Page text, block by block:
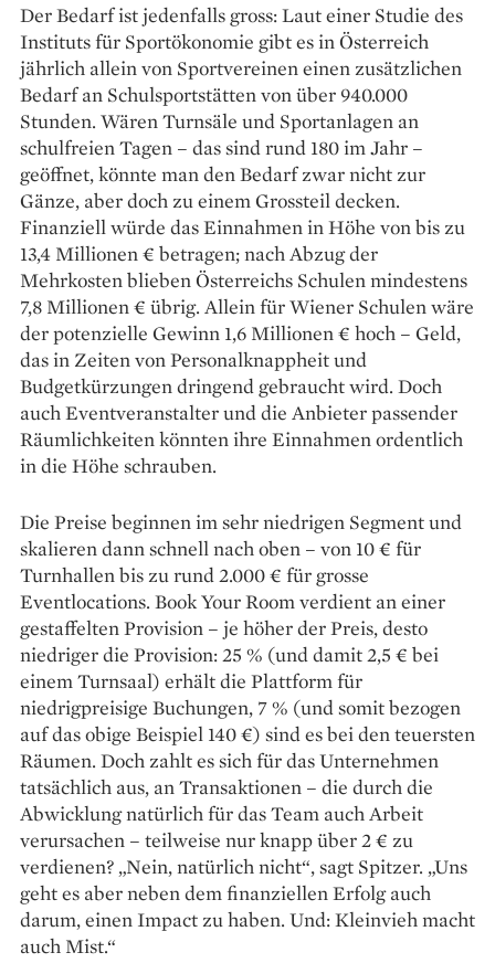
Der Bedarf ist jedenfalls gross: Laut einer Studie des
Instituts für Sportökonomie gibt es in Österreich
jährlich allein von Sportvereinen einen ­zusätzlichen
Bedarf an Schulsportstätten von über 940.000
Stunden. Wären Turnsäle und Sportanlagen an
schulfreien Tagen – das sind rund 180 im Jahr –
geöffnet, könnte man den Bedarf zwar nicht zur
Gänze, aber doch zu einem Grossteil decken.
Finanziell würde das Einnahmen in Höhe von bis zu
13,4 Millionen € betragen; nach Abzug der
Mehrkosten blieben Österreichs Schulen mindestens
7,8 Millionen € übrig. Allein für Wiener ­Schulen wäre
der potenzielle Gewinn 1,6 Millionen € hoch – Geld,
das in ­Zeiten von Personalknappheit und
Budgetkürzungen dringend gebraucht wird. Doch
auch Eventveranstalter und die Anbieter passender
Räumlichkeiten könnten ihre Einnahmen ordentlich
in die Höhe schrauben.
Die Preise beginnen im sehr niedrigen Segment und
skalieren dann schnell nach oben – von 10 € für
Turnhallen bis zu rund 2.000 € für grosse
Eventlocations. Book Your Room verdient an einer
gestaffelten Provision – je höher der Preis, desto
niedriger die Provi­sion: 25 % (und damit 2,5 € bei
einem Turnsaal) erhält die Plattform für
niedrigpreisige Buchungen, 7 % (und somit bezogen
auf das obige Beispiel 140 €) sind es bei den teuersten
Räumen. Doch zahlt es sich für das Unternehmen
tatsächlich aus, an Transaktionen – die durch die
Abwicklung natürlich für das Team auch Arbeit
verursachen – teilweise nur knapp über 2 € zu
verdienen? „Nein, natürlich nicht“, sagt Spitzer. „Uns
geht es aber neben dem finanziellen Erfolg auch
darum, einen Impact zu haben. Und: Kleinvieh macht
auch Mist.“